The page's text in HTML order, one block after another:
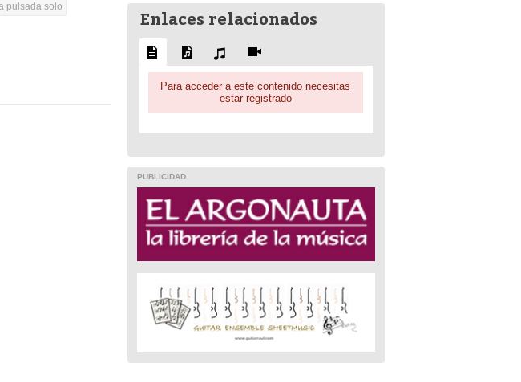
pulsada solo
Enlaces relacionados
Para acceder a este contenido necesitas
estar registrado
PUBLICIDAD